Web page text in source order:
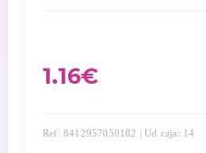
1.16€
Ref: 8412957050182 | Ud caja: 14